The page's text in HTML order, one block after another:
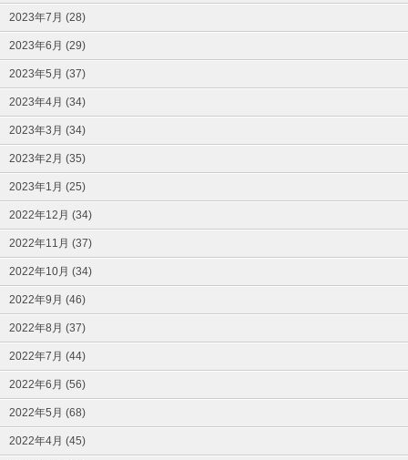
2023年7月 (28)
2023年6月 (29)
2023年5月 (37)
2023年4月 (34)
2023年3月 (34)
2023年2月 (35)
2023年1月 (25)
2022年12月 (34)
2022年11月 (37)
2022年10月 (34)
2022年9月 (46)
2022年8月 (37)
2022年7月 (44)
2022年6月 (56)
2022年5月 (68)
2022年4月 (45)